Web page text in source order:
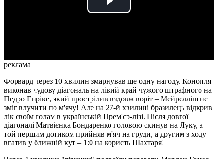
Play
реклама
Форвард через 10 хвилин змарнував ще одну нагоду. Конопля
виконав чудову діагональ на лівий край чужого штрафного на
Педро Енріке, який прострілив вздовж воріт – Мейрелліш не
зміг влучити по м'ячу! Але на 27-й хвилині бразилець відкрив
лік своїм голам в українській Прем'єр-лізі. Після довгої
діагоналі Матвієнка Бондаренко головою скинув на Луку, а
той першим дотиком прийняв м'яч на груди, а другим з ходу
вгатив у ближній кут – 1:0 на користь Шахтаря!